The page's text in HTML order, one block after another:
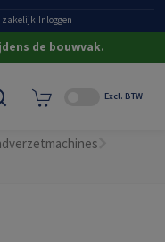
zakelijk Inloggen
de bouwvak.
Excl. BTW